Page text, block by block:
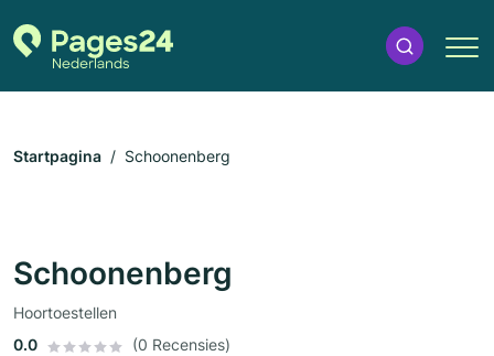
Startpagina Schoonenberg
Schoonenberg
Hoortoestellen
0.0
(0 Recensies)